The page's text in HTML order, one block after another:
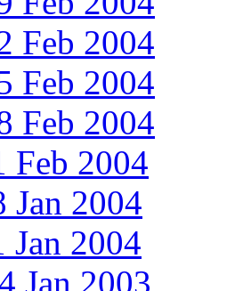
Feb 2004
Feb 2004
Feb 2004
Feb 2004
Jan 2004
Jan 2004
Jan 2003